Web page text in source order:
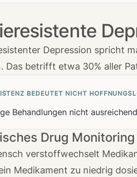
Depression spricht
Das betrifft etwa 30% aller
BEDEUTET NICHT
Behandlungen nicht
Drug
verstoffwechselt
Medikament zu niedrig